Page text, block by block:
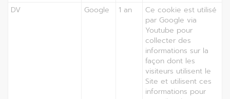
DV
Google 1 an
Ce cookie est utilisé
par Google via
Youtube pour
collecter des
informations sur la
façon dont les
visiteurs utilisent le
Site et utilisent ces
informations pour